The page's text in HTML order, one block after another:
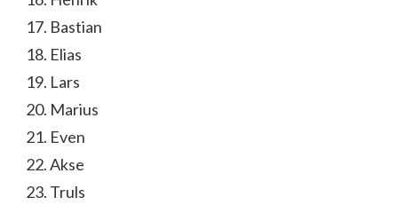
17. Bastian
18. Elias
19. Lars
20. Marius
21. Even
22. Akse
23. Truls